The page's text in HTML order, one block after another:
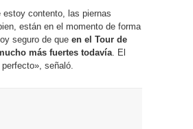
estoy contento, las piernas
están en el momento de forma
seguro de que en el Tour de
más fuertes todavía. El
señaló.